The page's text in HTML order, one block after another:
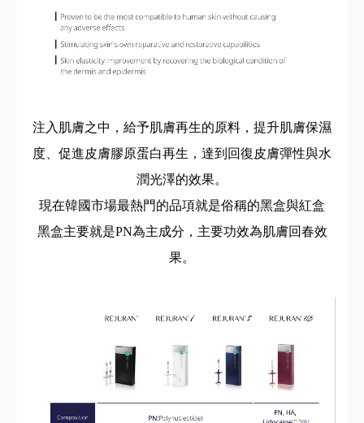
注入肌膚之中，給予肌膚再生的原料，提升肌膚保濕
度、促進皮膚膠原蛋白再生，達到回復皮膚彈性與水
潤光澤的效果。
現在韓國市場最熱門的品項就是俗稱的黑盒與紅盒
黑盒主要就是PN為主成分，主要功效為肌膚回春效
果。